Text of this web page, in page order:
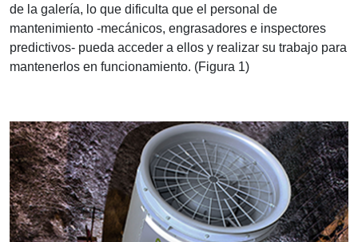
de la galería, lo que dificulta que el personal de
mantenimiento -mecánicos, engrasadores e inspectores
predictivos- pueda acceder a ellos y realizar su trabajo para
mantenerlos en funcionamiento. (Figura 1)